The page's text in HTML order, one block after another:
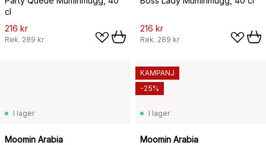
cl
216 kr
Rek. 289 kr
216 kr
Rek. 289 kr
I lager
Moomin Arabia
I lager
Moomin Arabia
KAMPANJ
-25%